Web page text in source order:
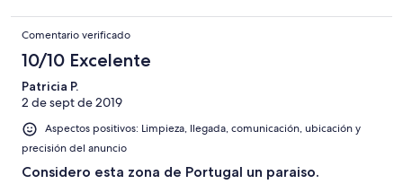
tuvimos con la lavadora, que finalmente pudo resolverse.
Comentario verificado
10/10 Excelente
Patricia P.
2 de sept de 2019
Aspectos positivos: Limpieza, llegada, comunicación, ubicación y
precisión del anuncio
Considero esta zona de Portugal un paraiso.